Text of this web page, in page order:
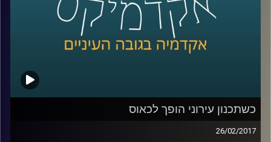
כשתכנון עירוני הופך לכאוס
26/02/2017